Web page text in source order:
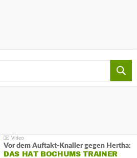
Vor dem Auftakt-Knaller gegen Hertha:
DAS HAT BOCHUMS TRAINER